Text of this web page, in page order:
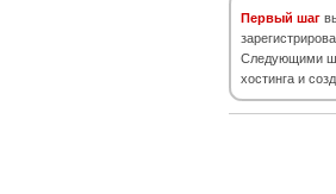
Первый шаг
Следующими
хостинга и